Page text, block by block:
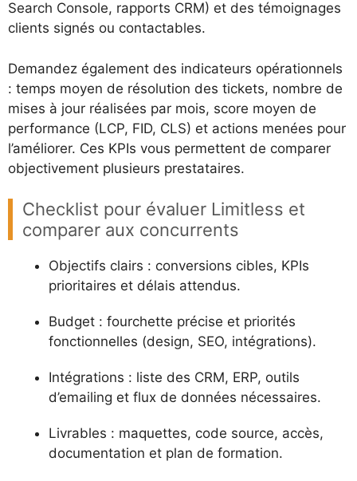
Search Console, rapports CRM) et des témoignages
clients signés ou contactables.
Demandez également des indicateurs opérationnels
: temps moyen de résolution des tickets, nombre de
mises à jour réalisées par mois, score moyen de
performance (LCP, FID, CLS) et actions menées pour
l’améliorer. Ces KPIs vous permettent de comparer
objectivement plusieurs prestataires.
Checklist pour évaluer Limitless et
comparer aux concurrents
Objectifs clairs : conversions cibles, KPIs
prioritaires et délais attendus.
Budget : fourchette précise et priorités
fonctionnelles (design, SEO, intégrations).
Intégrations : liste des CRM, ERP, outils
d’emailing et flux de données nécessaires.
Livrables : maquettes, code source, accès,
documentation et plan de formation.